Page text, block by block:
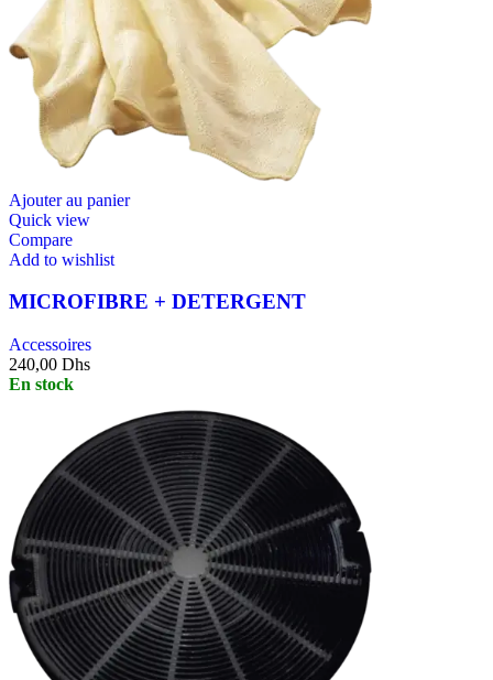
Ajouter au panier
Quick view
Compare
Add to wishlist
MICROFIBRE + DETERGENT
Accessoires
240,00 Dhs
En stock